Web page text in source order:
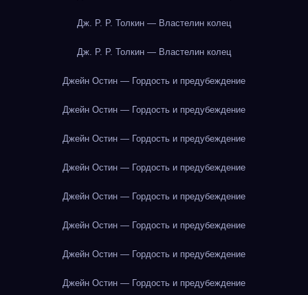
Дж. Р. Р. Толкин — Властелин колец
Дж. Р. Р. Толкин — Властелин колец
Джейн Остин — Гордость и предубеждение
Джейн Остин — Гордость и предубеждение
Джейн Остин — Гордость и предубеждение
Джейн Остин — Гордость и предубеждение
Джейн Остин — Гордость и предубеждение
Джейн Остин — Гордость и предубеждение
Джейн Остин — Гордость и предубеждение
Джейн Остин — Гордость и предубеждение